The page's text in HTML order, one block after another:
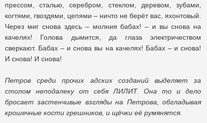
прессом, сталью, серебром, стеклом, деревом, зубами,
когтями, гвоздями, цепями – ничто не берёт вас, яхонтовый.
Через миг снова здесь – молния бабах! – и вы снова на
качелях! Голова дымится, да глаза электричеством
сверкают. Бабах – и снова вы на качелях! Бабах – и снова!
И снова! И снова!
Петров среди прочих адских созданий выделяет за
столом неподалеку от себя ЛИЛИТ. Она то и дело
бросает застенчивые взгляды на Петрова, обгладывая
крошечные кости грешников, и щёчки её румянятся.